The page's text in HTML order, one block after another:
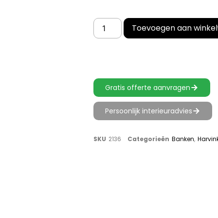
Toevoegen aan
Gratis offerte aanvragen
Persoonlijk interieuradvies
SKU 2136 Categorieën Banken,